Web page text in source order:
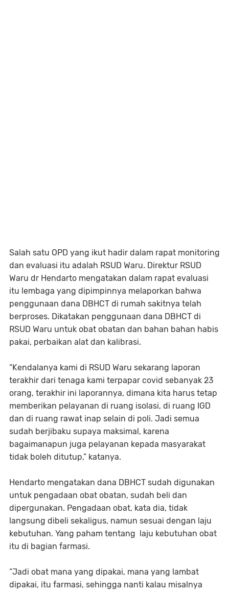
Salah satu OPD yang ikut hadir dalam rapat monitoring
dan evaluasi itu adalah RSUD Waru. Direktur RSUD
Waru dr Hendarto mengatakan dalam rapat evaluasi
itu lembaga yang dipimpinnya melaporkan bahwa
penggunaan dana DBHCT di rumah sakitnya telah
berproses. Dikatakan penggunaan dana DBHCT di
RSUD Waru untuk obat obatan dan bahan bahan habis
pakai, perbaikan alat dan kalibrasi.
“Kendalanya kami di RSUD Waru sekarang laporan
terakhir dari tenaga kami terpapar covid sebanyak 23
orang, terakhir ini laporannya, dimana kita harus tetap
memberikan pelayanan di ruang isolasi, di ruang IGD
dan di ruang rawat inap selain di poli. Jadi semua
sudah berjibaku supaya maksimal, karena
bagaimanapun juga pelayanan kepada masyarakat
tidak boleh ditutup,” katanya.
Hendarto mengatakan dana DBHCT sudah digunakan
untuk pengadaan obat obatan, sudah beli dan
dipergunakan. Pengadaan obat, kata dia, tidak
langsung dibeli sekaligus, namun sesuai dengan laju
kebutuhan. Yang paham tentang laju kebutuhan obat
itu di bagian farmasi.
“Jadi obat mana yang dipakai, mana yang lambat
dipakai, itu farmasi, sehingga nanti kalau misalnya